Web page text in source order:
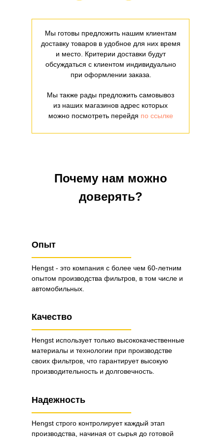
Мы готовы предложить нашим клиентам
доставку товаров в удобное для них время
и место. Критерии доставки будут
обсуждаться с клиентом индивидуально
при оформлении заказа.
Мы также рады предложить самовывоз
из наших магазинов адрес которых
можно посмотреть перейдя по ссылке
Почему нам можно
доверять?
Опыт
Hengst - это компания с более чем 60-летним
опытом производства фильтров, в том числе и
автомобильных.
Качество
Надежность
Hengst использует только высококачественные
материалы и технологии при производстве
своих фильтров, что гарантирует высокую
производительность и долговечность.
Hengst строго контролирует каждый этап
производства, начиная от сырья до готовой